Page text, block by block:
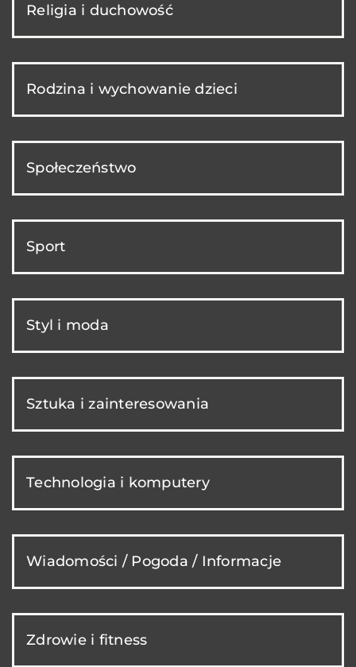
Religia i duchowość
Rodzina i wychowanie dzieci
Społeczeństwo
Sport
Styl i moda
Sztuka i zainteresowania
Technologia i komputery
Wiadomości / Pogoda / Informacje
Zdrowie i fitness